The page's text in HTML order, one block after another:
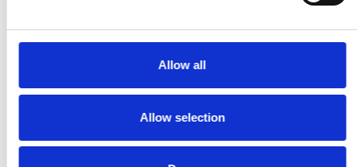
Allow all
Allow selection
ADR Tolsma dubbelwandige, mobiele
brandstoftanks met een capaciteit van 1.000L
tot 3.000L.Op aanvraag beschikbaar met